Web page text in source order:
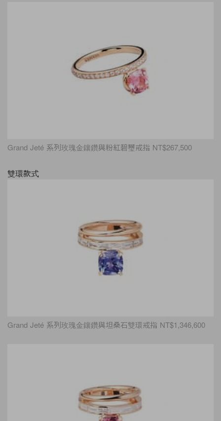
Grand Jeté 系列玫瑰金鑲鑽與粉紅碧璽戒指 NT$267,500
雙環款式
Grand Jeté 系列玫瑰金鑲鑽與坦桑石雙環戒指 NT$1,346,600